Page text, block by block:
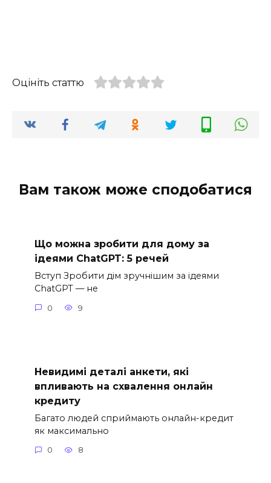
Оцініть статтю
Вам також може сподобатися
Що можна зробити для дому за
ідеями ChatGPT: 5 речей
Вступ Зробити дім зручнішим за ідеями
ChatGPT — не
0 9
Невидимі деталі анкети, які
впливають на схвалення онлайн
кредиту
Багато людей сприймають онлайн-кредит
як максимально
0 8